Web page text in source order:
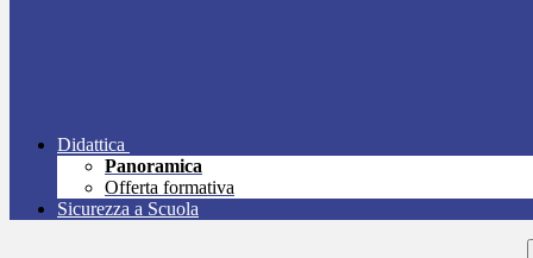
Didattica
Panoramica
Offerta formativa
Sicurezza a Scuola